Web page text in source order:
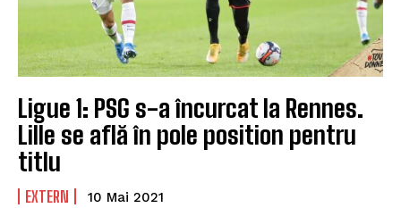
Ligue 1: PSG s-a încurcat la Rennes.
Lille se află în pole position pentru
titlu
EXTERN 10 Mai 2021